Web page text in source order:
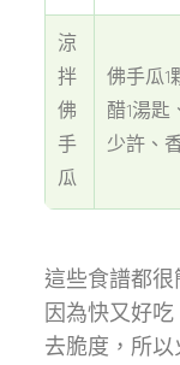
涼
拌
佛
手
瓜
佛手瓜1
醋1湯匙
少許、
這些食譜都很
因為快又好
去脆度，所